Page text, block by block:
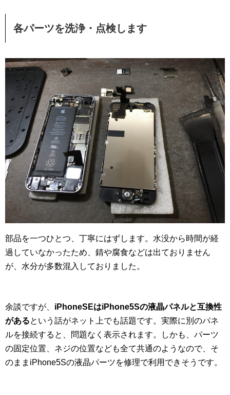
各パーツを洗浄・点検します
部品を一つひとつ、丁寧にはずします。水没から時間が経
過していなかったため、錆や腐食などは出ておりません
が、水分が多数混入しておりました。
余談ですが、 iPhoneSEはiPhone5Sの液晶パネルと互換性
があるという話がネット上でも話題です。実際に別のパネ
ルを接続すると、問題なく表示されます。しかも、パーツ
の固定位置、ネジの位置なども全て共通のようなので、そ
のままiPhone5Sの液晶パーツを修理で利用できそうです。